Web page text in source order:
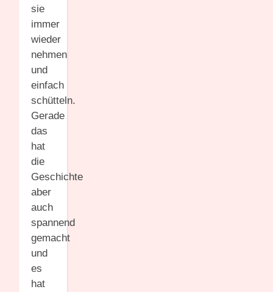
sie
immer
wieder
nehmen
und
einfach
schütteln.
Gerade
das
hat
die
Geschichte
aber
auch
spannend
gemacht
und
es
hat